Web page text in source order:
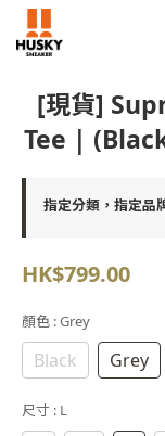
[現貨]
Tee |
指定分類，指定品
HK$799.00
顏色 : Grey
Black Grey
尺寸 : L